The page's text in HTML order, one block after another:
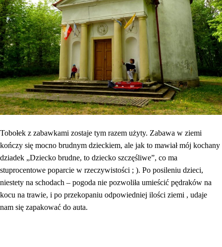
Tobołek z zabawkami zostaje tym razem użyty. Zabawa w ziemi
kończy się mocno brudnym dzieckiem, ale jak to mawiał mój kochany
dziadek „Dziecko brudne, to dziecko szczęśliwe”, co ma
stuprocentowe poparcie w rzeczywistości ; ). Po posileniu dzieci,
niestety na schodach – pogoda nie pozwoliła umieścić pędraków na
kocu na trawie, i po przekopaniu odpowiedniej ilości ziemi , udaje
nam się zapakować do auta.